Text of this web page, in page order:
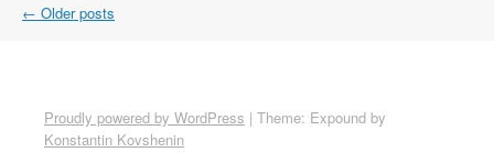
Post
← Older posts
Proudly powered by WordPress | Theme: Expound by
Konstantin Kovshenin